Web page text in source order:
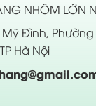
NHÔM LỚN
Đình,
Hà Nội